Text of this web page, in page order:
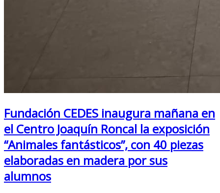
Fundación CEDES inaugura mañana en
el Centro Joaquín Roncal la exposición
“Animales fantásticos”, con 40 piezas
elaboradas en madera por sus
alumnos